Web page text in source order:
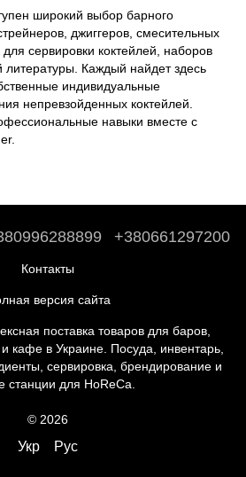
широкий выбор барного
джиггеров, смесительных
сервировки коктейлей, наборов
литературы. Каждый найдет здесь
индивидуальные
непревзойденных коктейлей.
навыки вместе с
+380661297200
Контакты
версия сайта
поставка товаров для баров,
и кафе в Украине. Посуда, инвентарь,
сервировка, брендирование и
станции для HoReCa.
© 2026
Укр Рус